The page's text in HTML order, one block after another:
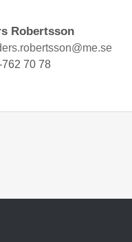
Robertsson
762 70 78